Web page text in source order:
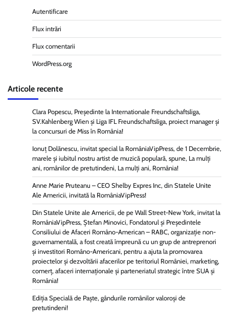
Autentificare
Flux intrări
Flux comentarii
WordPress.org
Articole recente
Clara Popescu, Președinte la Internationale Freundschaftsliga,
SV.Kahlenberg Wien şi Liga IFL Freundschaftsliga, proiect manager și
la concursuri de Miss în România!
Ionuț Dolănescu, invitat special la RomâniaVipPress, de 1 Decembrie,
marele și iubitul nostru artist de muzică populară, spune, La mulți
ani, românilor de pretutindeni, La mulți ani, România!
Anne Marie Pruteanu – CEO Shelby Expres Inc, din Statele Unite
Ale Americii, invitată la RomâniaVipPress!
Din Statele Unite ale Americii, de pe Wall Street-New York, invitat la
RomâniaVipPress, Ștefan Minovici, Fondatorul și Președintele
Consiliului de Afaceri Româno-American – RABC, organizație non-
guvernamentală, a fost creată împreună cu un grup de antreprenori
și investitori Româno-Americani, pentru a ajuta la promovarea
proiectelor și dezvoltării afacerilor pe teritoriul României, marketing,
comerț, afaceri internaționale și parteneriatul strategic între SUA și
România!
Ediția Specială de Paște, gândurile românilor valoroși de
pretutindeni!